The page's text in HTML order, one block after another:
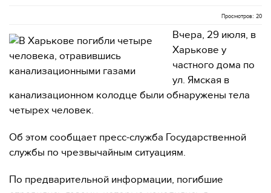
Просмотров: 20
Вчера, 29 июля, в
Харькове у
частного дома по
ул. Ямская в
канализационном колодце были обнаружены тела
четырех человек.
Об этом сообщает пресс-служба Государственной
службы по чрезвычайным ситуациям.
По предварительной информации, погибшие